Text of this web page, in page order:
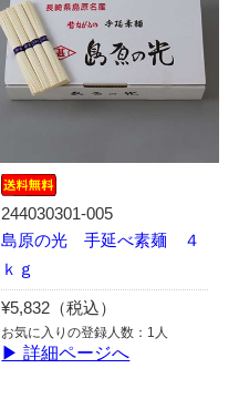
244030301-005
島原の光 手延べ素麺 ４
ｋｇ
¥5,832（税込）
お気に入りの登録人数：1人
▶ 詳細ページへ